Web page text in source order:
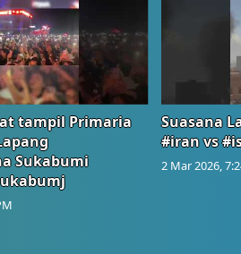
tampil Primaria
Sukabumi
Suasana
#iran vs
2 Mar 2026,